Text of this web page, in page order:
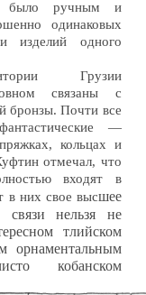
было ручным и
одинаковых
изделий одного
Грузии
связаны с
бронзы. Почти все
—
кольцах и
отмечал, что
входят в
в них свое высшее
нельзя не
тлийском
орнаментальным
кобанском